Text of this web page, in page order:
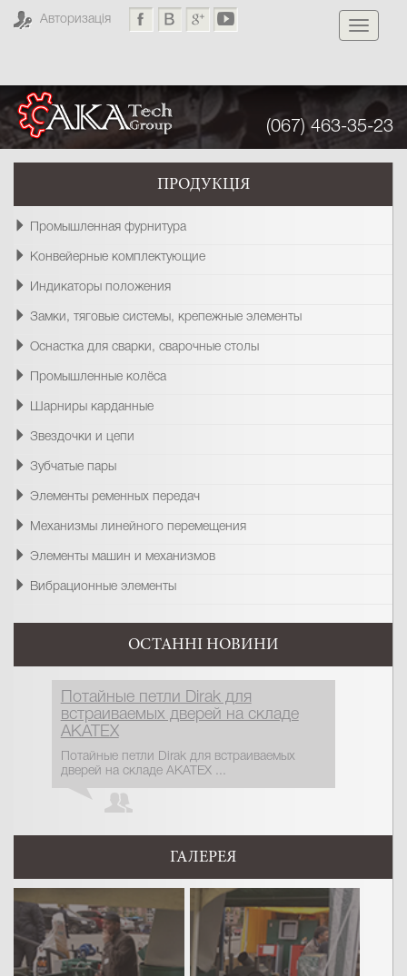
Авторизація
Toggle
(067) 463-35-23
ПРОДУКЦІЯ
Промышленная фурнитура
Конвейерные комплектующие
Индикаторы положения
Замки, тяговые системы, крепежные элементы
Оснастка для сварки, сварочные столы
Промышленные колёса
Шарниры карданные
Звездочки и цепи
Зубчатые пары
Элементы ременных передач
Механизмы линейного перемещения
Элементы машин и механизмов
Вибрационные элементы
ОСТАННІ НОВИНИ
Потайные петли Dirak для
встраиваемых дверей на складе
АКАТЕХ
Потайные петли Dirak для встраиваемых
дверей на складе АКАТЕХ ...
ГАЛЕРЕЯ